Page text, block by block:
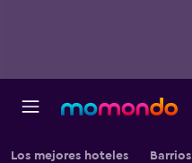
Los mejores hoteles Barrios